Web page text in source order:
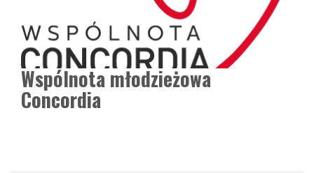
Wspólnota młodzieżowa
Concordia